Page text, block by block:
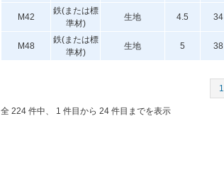
M42
鉄(または標
準材)
生地 4.5 34
M48
鉄(または標
準材)
生地 5 38
1
全 224 件中、 1 件目から 24 件目までを表示